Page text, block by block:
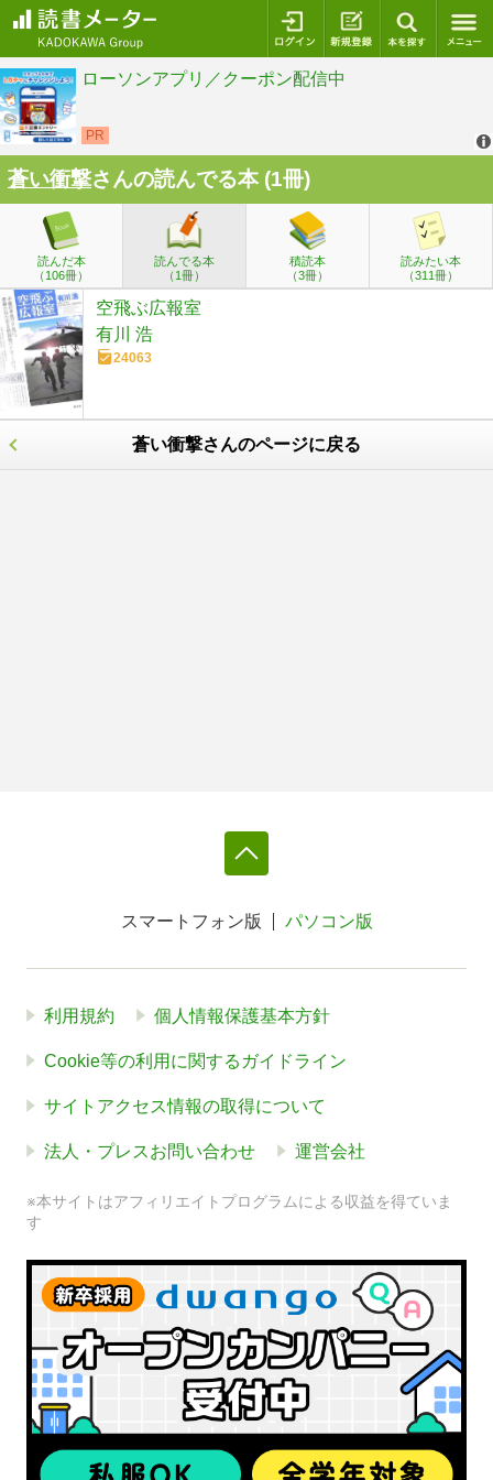
ログイン 新規登録
蒼い衝撃さんの読んでる本 (1冊)
読んだ本
（106冊）
読んでる本
（1冊）
積読本
（3冊）
読みたい本
（311冊）
空飛ぶ広報室
有川 浩
24063
蒼い衝撃さんのページに戻る
スマートフォン版 パソコン版
利用規約 個人情報保護基本方針
Cookie等の利用に関するガイドライン
サイトアクセス情報の取得について
法人・プレスお問い合わせ 運営会社
※本サイトはアフィリエイトプログラムによる収益を得ていま
す